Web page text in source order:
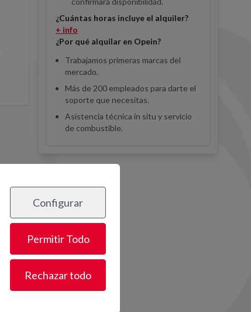
¿Cuántas horas incluye el alquiler?
+ info
¿Por qué alquilar en Opein?
Trabajamos primeras marcas del
mercado.
Más de 200 empleados para darte el
soporte que necesitas.
Asistencia técnica in situ y servicio
de combustible.
Configurar
Permitir Todo
Rechazar todo